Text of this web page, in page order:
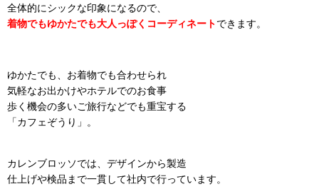
全体的にシックな印象になるので、
着物でもゆかたでも大人っぽくコーディネートできます。
ゆかたでも、お着物でも合わせられ
気軽なお出かけやホテルでのお食事
歩く機会の多いご旅行などでも重宝する
「カフェぞうり」。
カレンブロッソでは、デザインから製造
仕上げや検品まで一貫して社内で行っています。